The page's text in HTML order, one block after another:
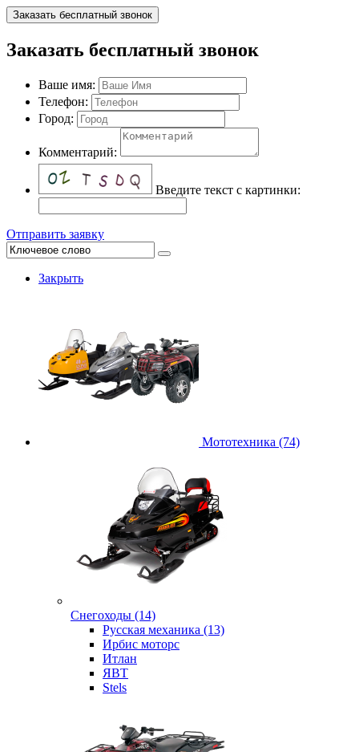
Заказать бесплатный звонок
Заказать бесплатный звонок
Ваше имя:
Телефон:
Город:
Комментарий:
Введите текст с картинки:
Отправить заявку
Закрыть
Мототехника (74)
Снегоходы (14)
Русская механика (13)
Ирбис моторс
Итлан
ЯВТ
Stels